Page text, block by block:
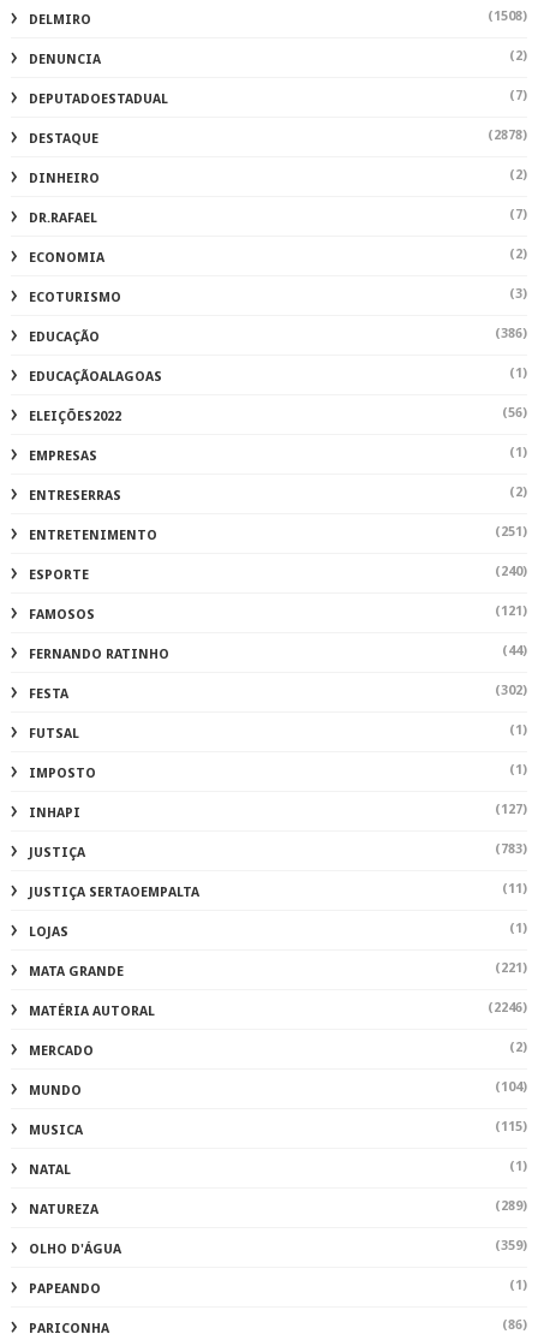
DELMIRO (1508)
DENUNCIA (2)
DEPUTADOESTADUAL (7)
DESTAQUE (2878)
DINHEIRO (2)
DR.RAFAEL (7)
ECONOMIA (2)
ECOTURISMO (3)
EDUCAÇÃO (386)
EDUCAÇÃOALAGOAS (1)
ELEIÇÕES2022 (56)
EMPRESAS (1)
ENTRESERRAS (2)
ENTRETENIMENTO (251)
ESPORTE (240)
FAMOSOS (121)
FERNANDO RATINHO (44)
FESTA (302)
FUTSAL (1)
IMPOSTO (1)
INHAPI (127)
JUSTIÇA (783)
JUSTIÇA SERTAOEMPALTA (11)
LOJAS (1)
MATA GRANDE (221)
MATÉRIA AUTORAL (2246)
MERCADO (2)
MUNDO (104)
MUSICA (115)
NATAL (1)
NATUREZA (289)
OLHO D'ÁGUA (359)
PAPEANDO (1)
PARICONHA (86)